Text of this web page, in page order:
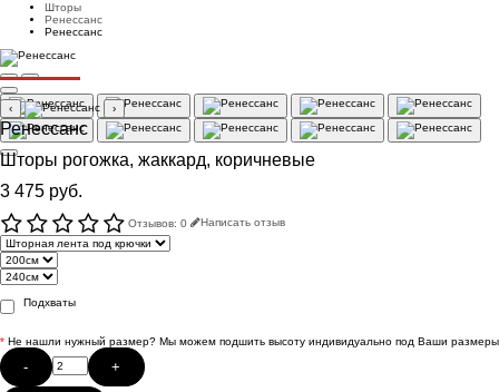
Шторы
Ренессанс
Ренессанс
РАСПРОДАЖА
‹ ›
Ренессанс
Шторы рогожка, жаккард, коричневые
3 475 руб.
Отзывов: 0 Написать отзыв
Подхваты
* Не нашли нужный размер? Мы можем подшить высоту индивидуально под Ваши размеры
- +